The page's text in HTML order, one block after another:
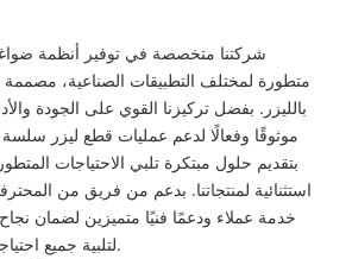
شركتنا متخصصة في توفير أنظمة
متطورة لمختلف التطبيقات الصناعية،
بالليزر. بفضل تركيزنا القوي على الجودة
موثوقًا وفعالًا لدعم عمليات قطع ليزر
بتقديم حلول مبتكرة تلبي الاحتياجات
استثنائية لمنتجاتنا. بدعم من فريق من
خدمة عملاء ودعمًا فنيًا متميزين لضمان نجاح
لتلبية جميع احتياجاتك من ضواغط الهواء.